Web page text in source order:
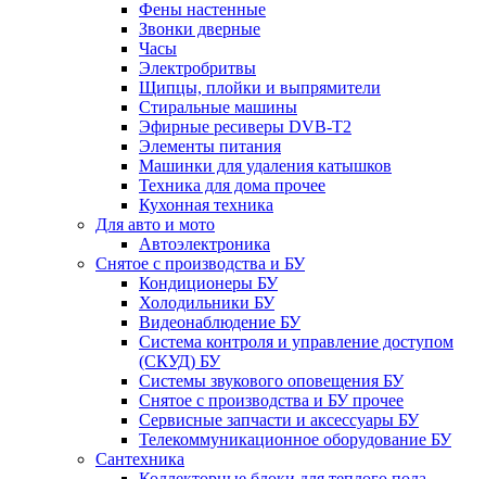
Фены настенные
Звонки дверные
Часы
Электробритвы
Щипцы, плойки и выпрямители
Стиральные машины
Эфирные ресиверы DVB-T2
Элементы питания
Машинки для удаления катышков
Техника для дома прочее
Кухонная техника
Для авто и мото
Автоэлектроника
Снятое с производства и БУ
Кондиционеры БУ
Холодильники БУ
Видеонаблюдение БУ
Система контроля и управление доступом
(СКУД) БУ
Системы звукового оповещения БУ
Снятое с производства и БУ прочее
Сервисные запчасти и аксессуары БУ
Телекоммуникационное оборудование БУ
Сантехника